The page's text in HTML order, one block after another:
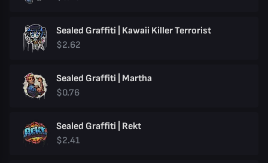
Sealed Graffiti | Kawaii Killer Terrorist
$2.62
Sealed Graffiti | Martha
$0.76
Sealed Graffiti | Rekt
$2.41